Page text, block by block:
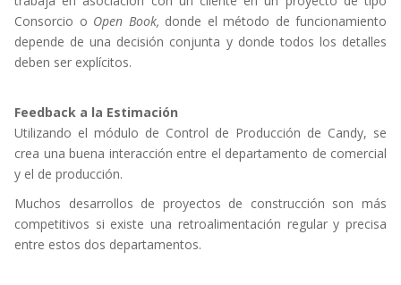
Consorcio o Open Book, donde el método de funcionamiento
depende de una decisión conjunta y donde todos los detalles
deben ser explí­citos.
Feedback a la Estimación
Utilizando el módulo de Control de Producción de Candy, se
crea una buena interacción entre el departamento de comercial
y el de producción.
Muchos desarrollos de proyectos de construcción son más
competitivos si existe una retroalimentación regular y precisa
entre estos dos departamentos.